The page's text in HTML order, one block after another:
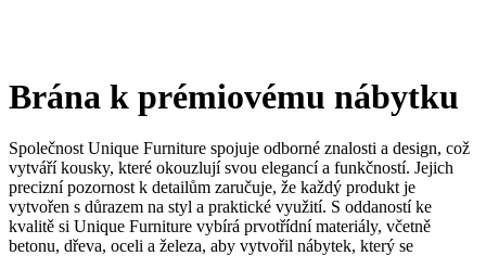
Brána k prémiovému nábytku
Společnost Unique Furniture spojuje odborné znalosti a design, což
vytváří kousky, které okouzlují svou elegancí a funkčností. Jejich
precizní pozornost k detailům zaručuje, že každý produkt je
vytvořen s důrazem na styl a praktické využití. S oddaností ke
kvalitě si Unique Furniture vybírá prvotřídní materiály, včetně
betonu, dřeva, oceli a železa, aby vytvořil nábytek, který se